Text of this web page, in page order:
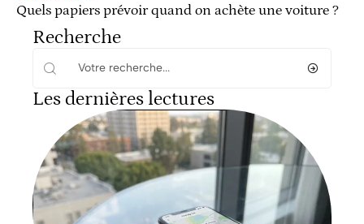
Quels papiers prévoir quand on achète une voiture ?
Recherche
Les dernières lectures